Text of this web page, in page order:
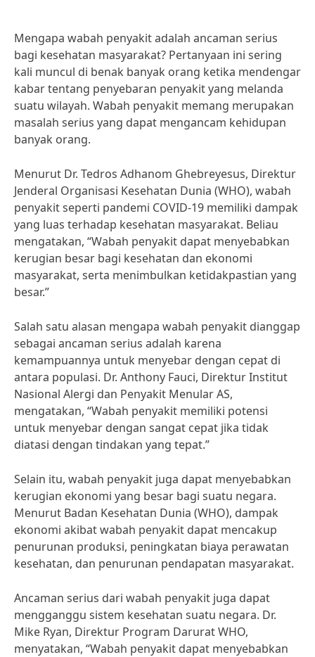
Mengapa wabah penyakit adalah ancaman serius
bagi kesehatan masyarakat? Pertanyaan ini sering
kali muncul di benak banyak orang ketika mendengar
kabar tentang penyebaran penyakit yang melanda
suatu wilayah. Wabah penyakit memang merupakan
masalah serius yang dapat mengancam kehidupan
banyak orang.
Menurut Dr. Tedros Adhanom Ghebreyesus, Direktur
Jenderal Organisasi Kesehatan Dunia (WHO), wabah
penyakit seperti pandemi COVID-19 memiliki dampak
yang luas terhadap kesehatan masyarakat. Beliau
mengatakan, “Wabah penyakit dapat menyebabkan
kerugian besar bagi kesehatan dan ekonomi
masyarakat, serta menimbulkan ketidakpastian yang
besar.”
Salah satu alasan mengapa wabah penyakit dianggap
sebagai ancaman serius adalah karena
kemampuannya untuk menyebar dengan cepat di
antara populasi. Dr. Anthony Fauci, Direktur Institut
Nasional Alergi dan Penyakit Menular AS,
mengatakan, “Wabah penyakit memiliki potensi
untuk menyebar dengan sangat cepat jika tidak
diatasi dengan tindakan yang tepat.”
Selain itu, wabah penyakit juga dapat menyebabkan
kerugian ekonomi yang besar bagi suatu negara.
Menurut Badan Kesehatan Dunia (WHO), dampak
ekonomi akibat wabah penyakit dapat mencakup
penurunan produksi, peningkatan biaya perawatan
kesehatan, dan penurunan pendapatan masyarakat.
Ancaman serius dari wabah penyakit juga dapat
mengganggu sistem kesehatan suatu negara. Dr.
Mike Ryan, Direktur Program Darurat WHO,
menyatakan, “Wabah penyakit dapat menyebabkan